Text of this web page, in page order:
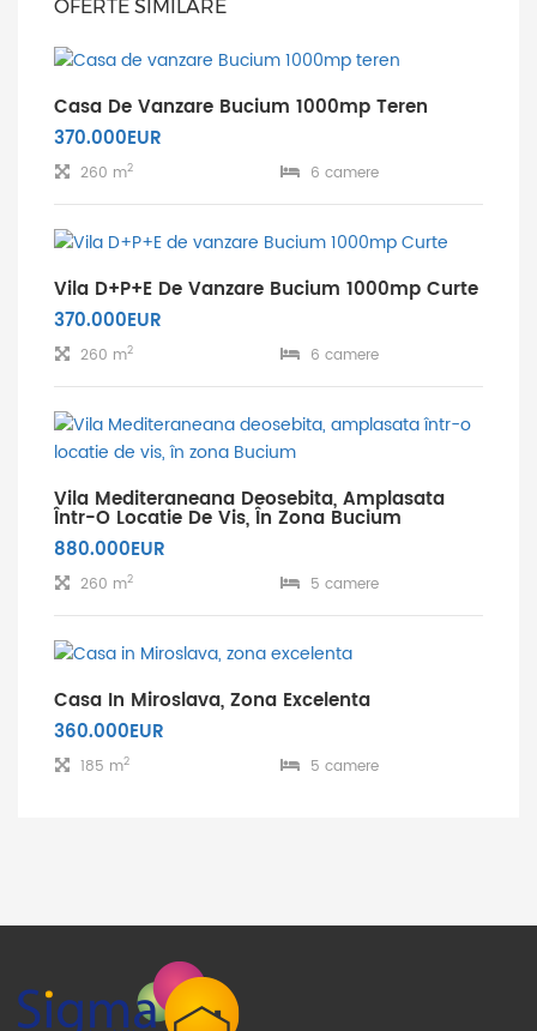
OFERTE SIMILARE
Casa De Vanzare Bucium 1000mp Teren
370.000EUR
260 m2 6 camere
Vila D+P+E De Vanzare Bucium 1000mp Curte
370.000EUR
260 m2 6 camere
Vila Mediteraneana Deosebita, Amplasata
Într-O Locatie De Vis, În Zona Bucium
880.000EUR
260 m2 5 camere
Casa In Miroslava, Zona Excelenta
360.000EUR
185 m2 5 camere